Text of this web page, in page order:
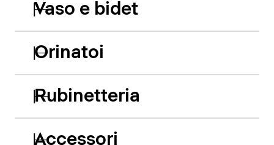
Vaso e bidet
Orinatoi
Rubinetteria
Accessori